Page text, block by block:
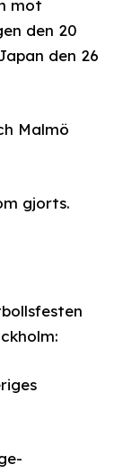
mot
den 20
den 26
Malmö
gjorts.